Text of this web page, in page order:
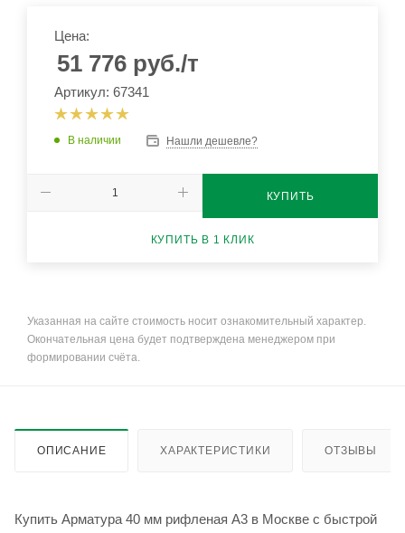
Цена:
51 776 руб./т
Артикул: 67341
В наличии Нашли дешевле?
КУПИТЬ
КУПИТЬ В 1 КЛИК
Указанная на сайте стоимость носит ознакомительный характер.
Окончательная цена будет подтверждена менеджером при
формировании счёта.
ОПИСАНИЕ ХАРАКТЕРИСТИКИ ОТЗЫВЫ
Купить Арматура 40 мм рифленая А3 в Москве с быстрой